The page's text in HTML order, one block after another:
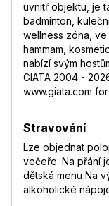
uvnitř objektu, je
badminton,
wellness zóna, ve
hammam,
nabízí svým
GIATA 2004 -
www.giata.com
Stravování
Lze objednat
večeře. Na přání
dětská menu Na
alkoholické